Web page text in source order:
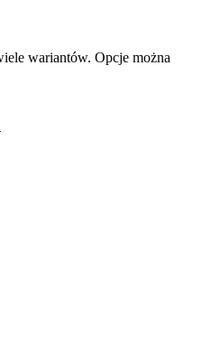
wariantów. Opcje można